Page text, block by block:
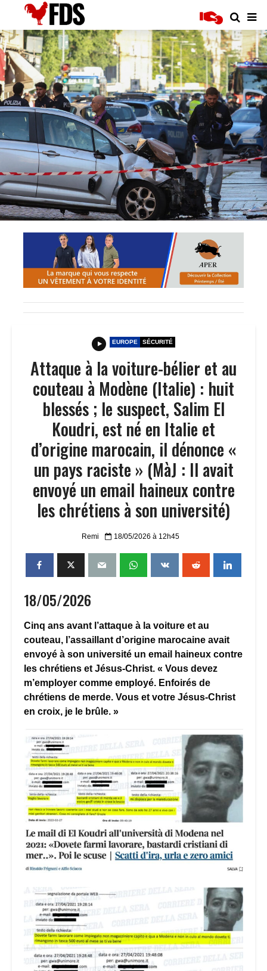
EUROPE SÉCURITÉ
Attaque à la voiture-bélier et au
couteau à Modène (Italie) : huit
blessés ; le suspect, Salim El
Koudri, est né en Italie et
d’origine marocain, il dénonce «
un pays raciste » (MàJ : Il avait
envoyé un email haineux contre
les chrétiens à son université)
Remi 18/05/2026 à 12h45
18/05/2026
Cinq ans avant l’attaque à la voiture et au
couteau, l’assaillant d’origine marocaine avait
envoyé à son université un email haineux contre
les chrétiens et Jésus-Christ. « Vous devez
m’employer comme employé. Enfoirés de
chrétiens de merde. Vous et votre Jésus-Christ
en croix, je le brûle. »